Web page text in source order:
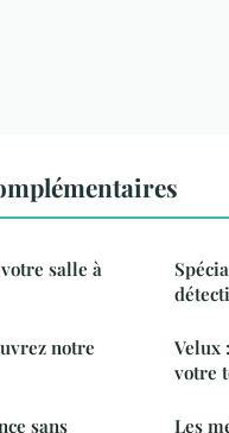
salle à
notre
sans
Velux
votre
Les